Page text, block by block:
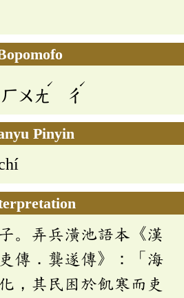
ㄏㄨㄤ
ˊ
ㄔ
ˊ
Pinyin
。弄兵潢池語本《漢
傳．龔遂傳》：「海
，其民困於飢寒而吏